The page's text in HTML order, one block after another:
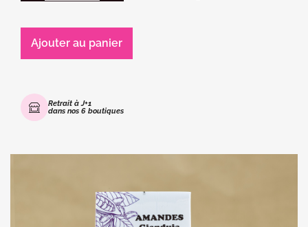
Ajouter au panier
Retrait à J+1
dans nos 6 boutiques